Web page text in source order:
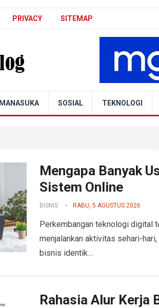
PRIVACY SITEMAP
MANASUKA SOSIAL TEKNOLOGI
Mengapa Banyak
Sistem Online
BISNIS RABU, 5 AGUSTUS 2026
Perkembangan teknologi digital
menjalankan aktivitas sehari-
bisnis identik…
Rahasia Alur Kerja